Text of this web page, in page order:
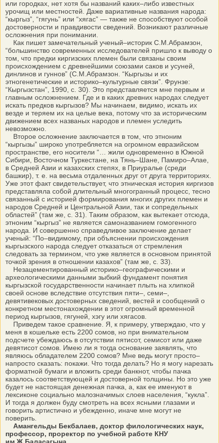
или городках, нет хотя бы названий каких–либо известных
урочищ или местностей. Даже вариативные названия народа:
“кыргыз”, “гягунь” или “хягас” — также не способствуют особой
достоверности и правдивости сведений. Возникают различные
осложнения при понимании.
Как пишет замечательный ученый–историк С.М.Абрамзон,
“большинство современных исследователей пришло к выводу о
том, что предки киргизских племен были связаны своим
происхождением с древнейшими союзами саков и усуней,
динлинов и гуннов” (С.М.Абрамзон. “Кыргызы и их
этногенетические и историко–культурные связи”. Фрунзе:
“Кыргызстан”, 1990, с. 30). Это представляется мне первым и
главным осложнением. Где и в каких древних народах следует
искать предков кыргызов? Мы начинаем, видимо, искать их
везде и теряем их на целые века, потому что за историческим
движением всех названых народов и племен уследить
невозможно.
Второе осложнение заключается в том, что этноним
“кыргызы” широко употребляется на огромном евразийском
пространстве, его носители “… жили одновременно в Южной
Сибири, Восточном Туркестане, на Тянь–Шане, Памиро–Алае,
в Средней Азии и казахских степях, в Приуралье (среди
башкир), т. е. на весьма отдаленных друг от друга территориях.
Уже этот факт свидетельствует, что этническая история киргизов
представляла собой длительный многогранный процесс, тесно
связанный с историей формирования многих других племен и
народов Средней и Центральной Азии, так и сопредельных
областей” (там же, с. 31). Таким образом, как вытекает отсюда,
этноним “кыргыз” не является самоназванием гомогенного
народа. И совершенно справедливое заключение делает
ученый: “По–видимому, при объяснении происхождения
кыргызского народа следует отказаться от стремления
следовать за термином, что уже является в основном принятой
точкой зрения в отношении казахов” (там же, с. 33).
Незацементированный историко–географическими и
археологическими данными зыбкий фундамент понятия
кыргызской государственности начинает плыть на хлипкой
своей основе вследствие отсутствия пяти–, семи–,
девятивековых достоверных сведений, вестей и сообщений о
конкретном местонахождении в этот огромный временной
период кыргызов, гягуней, хэгу или хягасов.
Приведем такое сравнение. Я, к примеру, утверждаю, что у
меня в кошельке есть 2200 сомов, но при внимательном
подсчете убеждаюсь в отсутствии пятисот, семисот или даже
девятисот сомов. Имею ли я тогда основание заявлять, что
являюсь обладателем 2200 сомов? Мне ведь могут просто–
напросто сказать: покажи. Что тогда делать? Но я могу нарезать
форматной бумаги и вложить среди банкнот, чтобы пачка
казалось соответствующей и достоверной толщины. Но это уже
будет не настоящая денежная пачка, а, как ее именуют в
лексиконе социально малозначимых слоев населения, “кукла”.
И тогда я должен буду смотреть на всех ясными глазами и
говорить артистично и убежденно, иначе мне могут не
поверить.
Амангельды Бекбалаев, доктор филологических наук,
профессор, проректор по учебной работе КНУ